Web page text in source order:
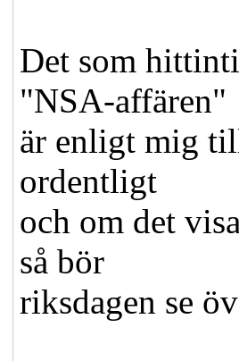
Det som
"NSA-affären"
är enligt mig
ordentligt
och om det
så bör
riksdagen se